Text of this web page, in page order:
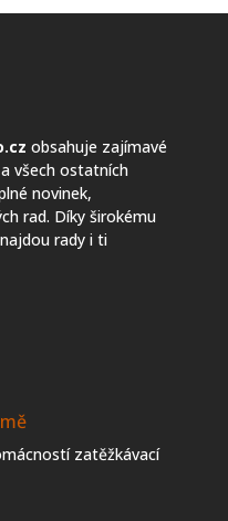
obsahuje zajímavé
všech ostatních
novinek,
rad. Díky širokému
rady i ti
zatěžkávací